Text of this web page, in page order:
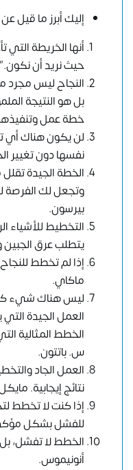
إليك أبرز ما قيل عن
أنها الخريطة
حيث نريد أن
النجاح ليس مجرد
بل هو النتيجة
خطة عمل
لن يكون هناك أي
نفسها دون تغيير
الخطة الجيدة
وتجعل لك الفرصة
بيرسون.
التخطيط للأشياء
يتطلب عرق الجبين
إذا لم تخطط
ماكاي.
ليس هناك شيء
العمل الجيدة التي
الخطط المثالية
س. باتتون.
العمل الجاد
نتائج إيجابية.
إذا كنت لا تخطط
للفشل بشكل
الخطط لا تفشل،
أنونيموس.